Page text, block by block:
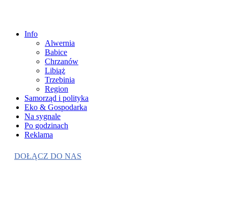
Info
Alwernia
Babice
Chrzanów
Libiąż
Trzebinia
Region
Samorząd i polityka
Eko & Gospodarka
Na sygnale
Po godzinach
Reklama
DOŁĄCZ DO NAS